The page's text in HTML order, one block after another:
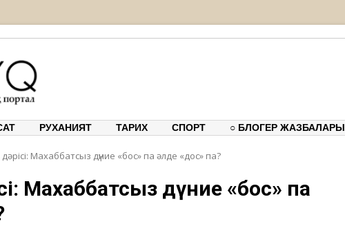
РУХАНИЯТ ТАРИХ СПОРТ ○ БЛОГЕР ЖАЗБАЛАРЫ
Махаббатсыз дүние «бос» па әлде «дос» па?
Махаббатсыз дүние «бос» па